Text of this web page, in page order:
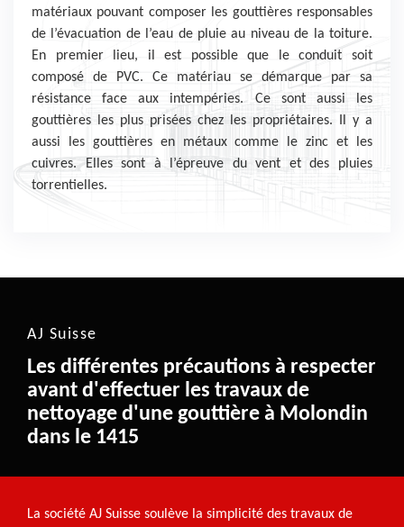
matériaux pouvant composer les gouttières responsables
de l’évacuation de l’eau de pluie au niveau de la toiture.
En premier lieu, il est possible que le conduit soit
composé de PVC. Ce matériau se démarque par sa
résistance face aux intempéries. Ce sont aussi les
gouttières les plus prisées chez les propriétaires. Il y a
aussi les gouttières en métaux comme le zinc et les
cuivres. Elles sont à l’épreuve du vent et des pluies
torrentielles.
AJ Suisse
Les différentes précautions à respecter
avant d'effectuer les travaux de
nettoyage d'une gouttière à Molondin
dans le 1415
La société AJ Suisse soulève la simplicité des travaux de